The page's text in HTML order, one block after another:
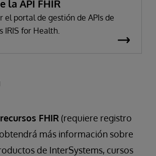
la API FHIR
el portal de gestión de APIs de
IRIS for Health.
FHIR (requiere registro
más información sobre
de InterSystems, cursos